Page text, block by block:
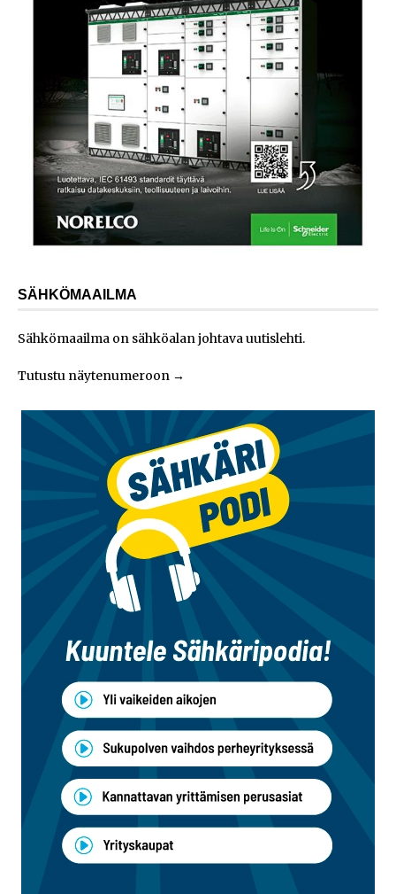
SÄHKÖMAAILMA
Sähkömaailma on sähköalan johtava uutislehti.
Tutustu näytenumeroon →